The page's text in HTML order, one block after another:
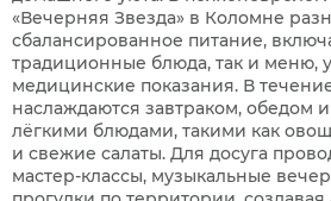
«Вечерняя Звезда» в Коломне
сбалансированное питание,
традиционные блюда, так и меню,
медицинские показания. В
наслаждаются завтраком, обедом
лёгкими блюдами, такими как
и свежие салаты. Для досуга
мастер-классы, музыкальные